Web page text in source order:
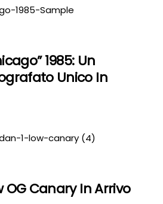
1985: Un
Unico In
OG Canary In Arrivo